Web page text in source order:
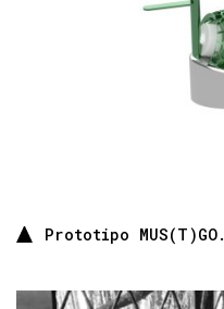
Prototipo MUS(T)GO.